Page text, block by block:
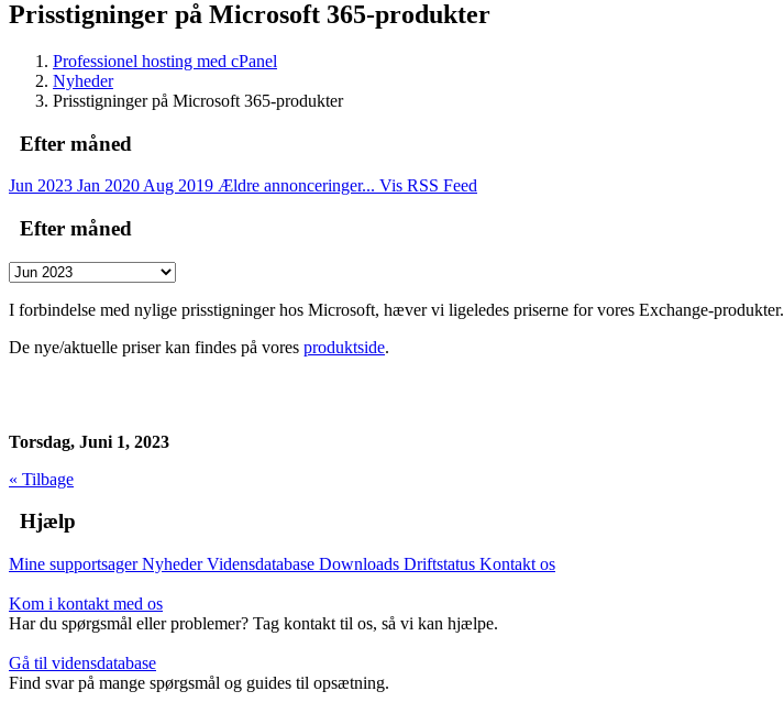
Prisstigninger på Microsoft 365-produkter
Professionel hosting med cPanel
Nyheder
Prisstigninger på Microsoft 365-produkter
Efter måned
Jun 2023 Jan 2020 Aug 2019 Ældre annonceringer... Vis RSS Feed
Efter måned
I forbindelse med nylige prisstigninger hos Microsoft, hæver vi ligeledes priserne for vores Exchange-produkter.
De nye/aktuelle priser kan findes på vores produktside.
Torsdag, Juni 1, 2023
« Tilbage
Hjælp
Mine supportsagerNyhederVidensdatabase Downloads Driftstatus Kontakt os
Kom i kontakt med os
Har du spørgsmål eller problemer? Tag kontakt til os, så vi kan hjælpe.
Gå til vidensdatabase
Find svar på mange spørgsmål og guides til opsætning.